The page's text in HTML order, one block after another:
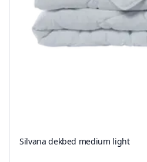
Silvana dekbed medium light